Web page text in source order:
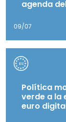
agenda del
09/07
Política
verde a la
euro